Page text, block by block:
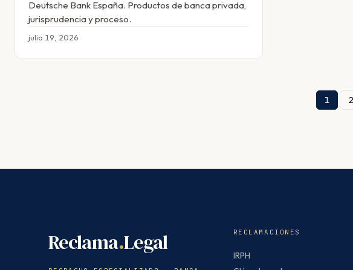
Deutsche Bank España. Productos de banca privada,
jurisprudencia y proceso.
julio 19, 2026
1 2
Reclama.Legal RECLAMACIONES
IRPH